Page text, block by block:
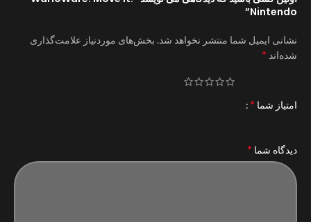
Nintendo”
نشانی ایمیل شما منتشر نخواهد شد. بخش‌های موردنیاز علامت‌گذاری
شده‌اند *
امتیاز شما *
دیدگاه شما *